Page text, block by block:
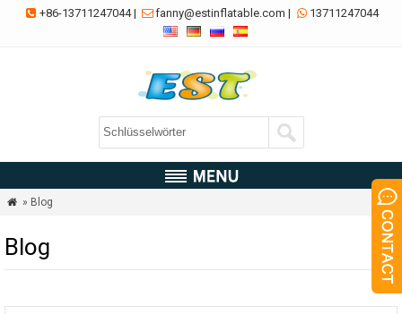
 +86-13711247044| fanny@estinflatable.com |  13711247044
 » Blog
Blog